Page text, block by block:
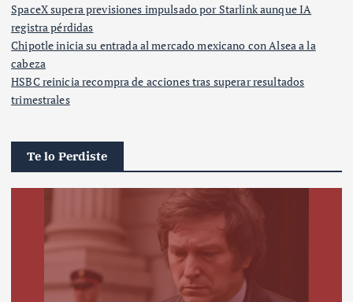
SpaceX supera previsiones impulsado por Starlink aunque IA
registra pérdidas
Chipotle inicia su entrada al mercado mexicano con Alsea a la
cabeza
HSBC reinicia recompra de acciones tras superar resultados
trimestrales
Te lo Perdiste